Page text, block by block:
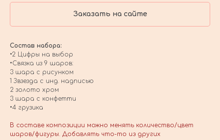
Заказать на сайте
Состав набора:
•2 Цифры на выбор
•Связка из 9 шаров:
3 шара с рисунком
1 Звзезда с инд. надписью
2 золото хром
3 шара с конфетти
•4 грузика
В составе композиции можно менять количество/цвет
шаров/фигуры. Добавлять что-то из других